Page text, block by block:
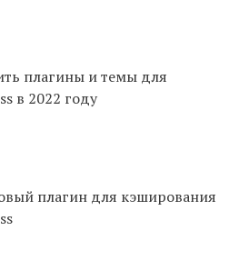
плагины и темы для
в 2022 году
плагин для кэширования